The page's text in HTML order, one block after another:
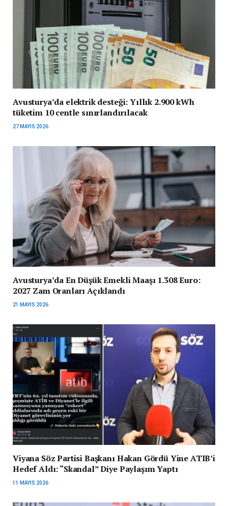
Avusturya’da elektrik desteği: Yıllık 2.900 kWh
tüketim 10 centle sınırlandırılacak
27 MAYIS 2026
Avusturya’da En Düşük Emekli Maaşı 1.308 Euro:
2027 Zam Oranları Açıklandı
21 MAYIS 2026
Viyana Söz Partisi Başkanı Hakan Gördü Yine ATIB’i
Hedef Aldı: “Skandal” Diye Paylaşım Yaptı
11 MAYIS 2026